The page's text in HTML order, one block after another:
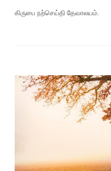
கிருபை நற்செய்தி தேவாலயம்.